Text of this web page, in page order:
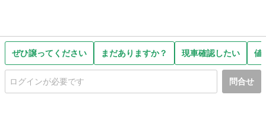
ぜひ譲ってください まだありますか？ 現車確認したい 値
問合せ